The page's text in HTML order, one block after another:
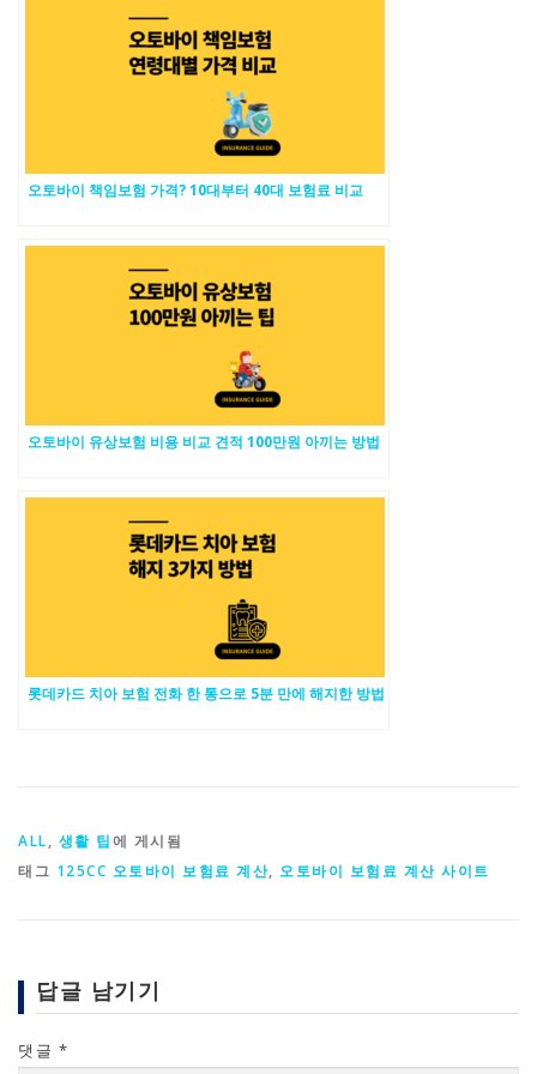
오토바이 책임보험 가격? 10대부터 40대 보험료 비교
오토바이 유상보험 비용 비교 견적 100만원 아끼는 방법
롯데카드 치아 보험 전화 한 통으로 5분 만에 해지한 방법
ALL, 생활 팁에 게시됨
태그 125CC 오토바이 보험료 계산, 오토바이 보험료 계산 사이트
답글 남기기
댓글 *